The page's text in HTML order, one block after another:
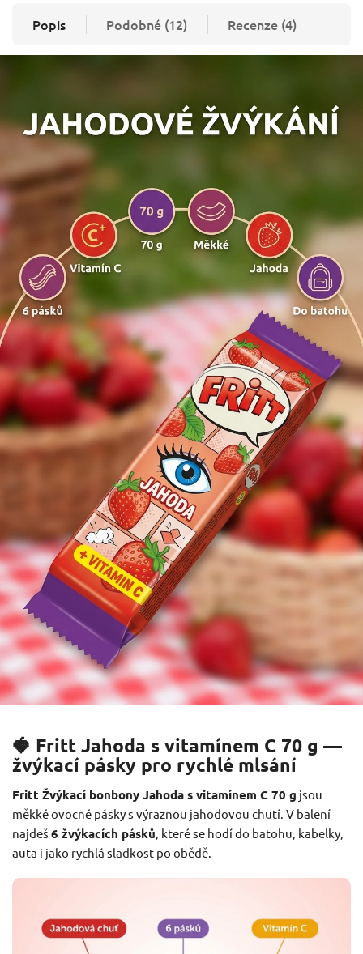
Popis Podobné (12) Recenze (4)
🍓 Fritt Jahoda s vitamínem C 70 g —
žvýkací pásky pro rychlé mlsání
Fritt Žvýkací bonbony Jahoda s vitamínem C 70 g jsou
měkké ovocné pásky s výraznou jahodovou chutí. V balení
najdeš 6 žvýkacích pásků, které se hodí do batohu, kabelky,
auta i jako rychlá sladkost po obědě.